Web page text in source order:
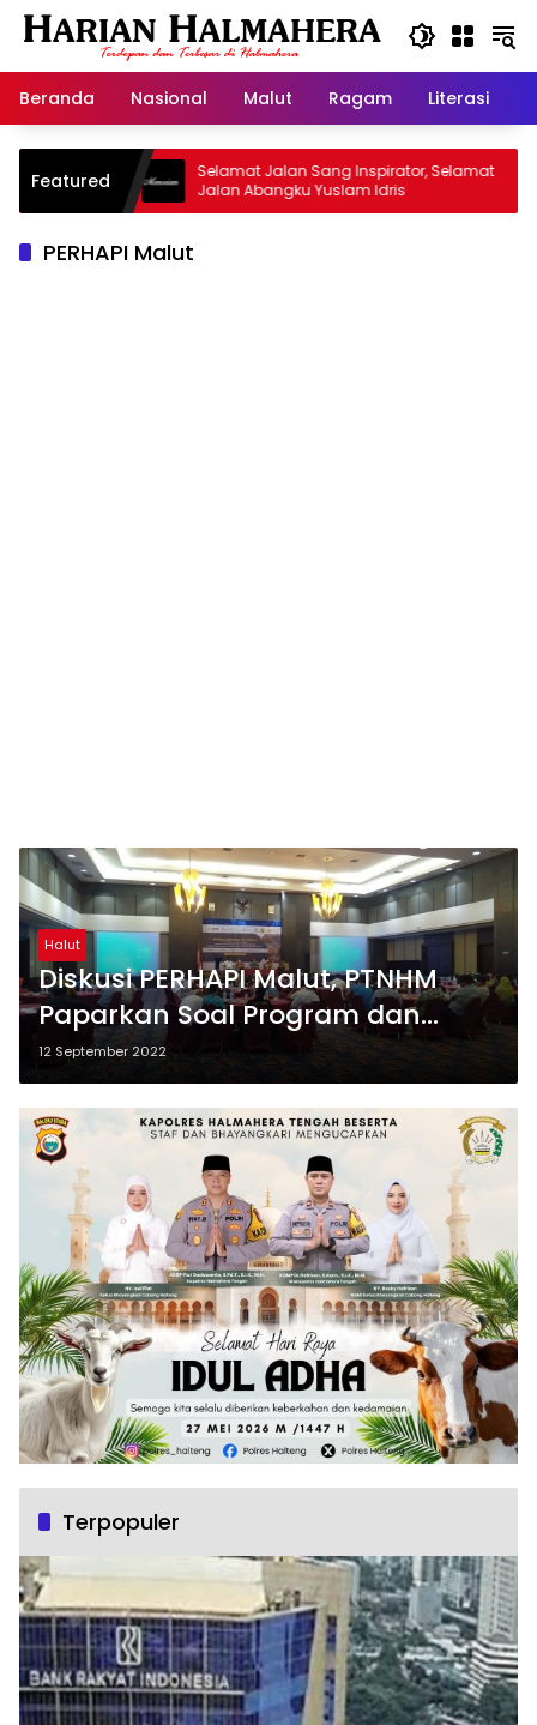
Langsung
Beranda
Nasional Malut Ragam Literasi
Featured
Selamat Jalan Sang Inspirator, Selamat
Jalan Abangku Yuslam Idris
PERHAPI Malut
Halut
Diskusi PERHAPI Malut, PTNHM
Paparkan Soal Program dan
Tantangan
12 September 2022
Terpopuler